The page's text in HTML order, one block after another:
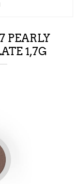
PEARLY
1,7G